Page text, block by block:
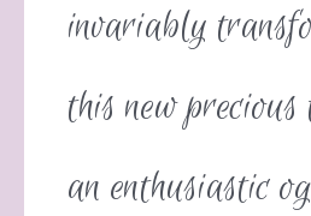
invariably
this new
an enthusiastic